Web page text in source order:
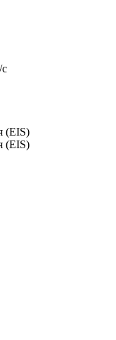
(EIS)
(EIS)